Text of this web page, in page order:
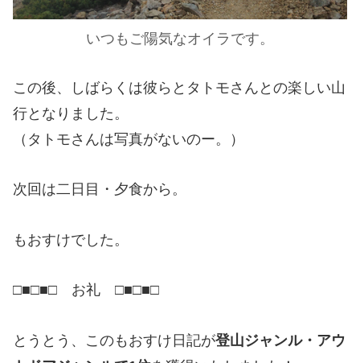
いつもご陽気なオイラです。
この後、しばらくは彼らとタトモさんとの楽しい山
行となりました。
（タトモさんは写真がないのー。）
次回は二日目・夕食から。
もおすけでした。
□■□■□ お礼 □■□■□
とうとう、このもおすけ日記が登山ジャンル・アウ